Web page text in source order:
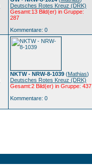
Deutsches Rotes Kreuz (DRK)
Gesamt:13 Bild(er) in Gruppe:
287
Kommentare: 0
NKTW - NRW-8-1039 (Mathias)
Deutsches Rotes Kreuz (DRK)
Gesamt:2 Bild(er) in Gruppe: 437
Kommentare: 0